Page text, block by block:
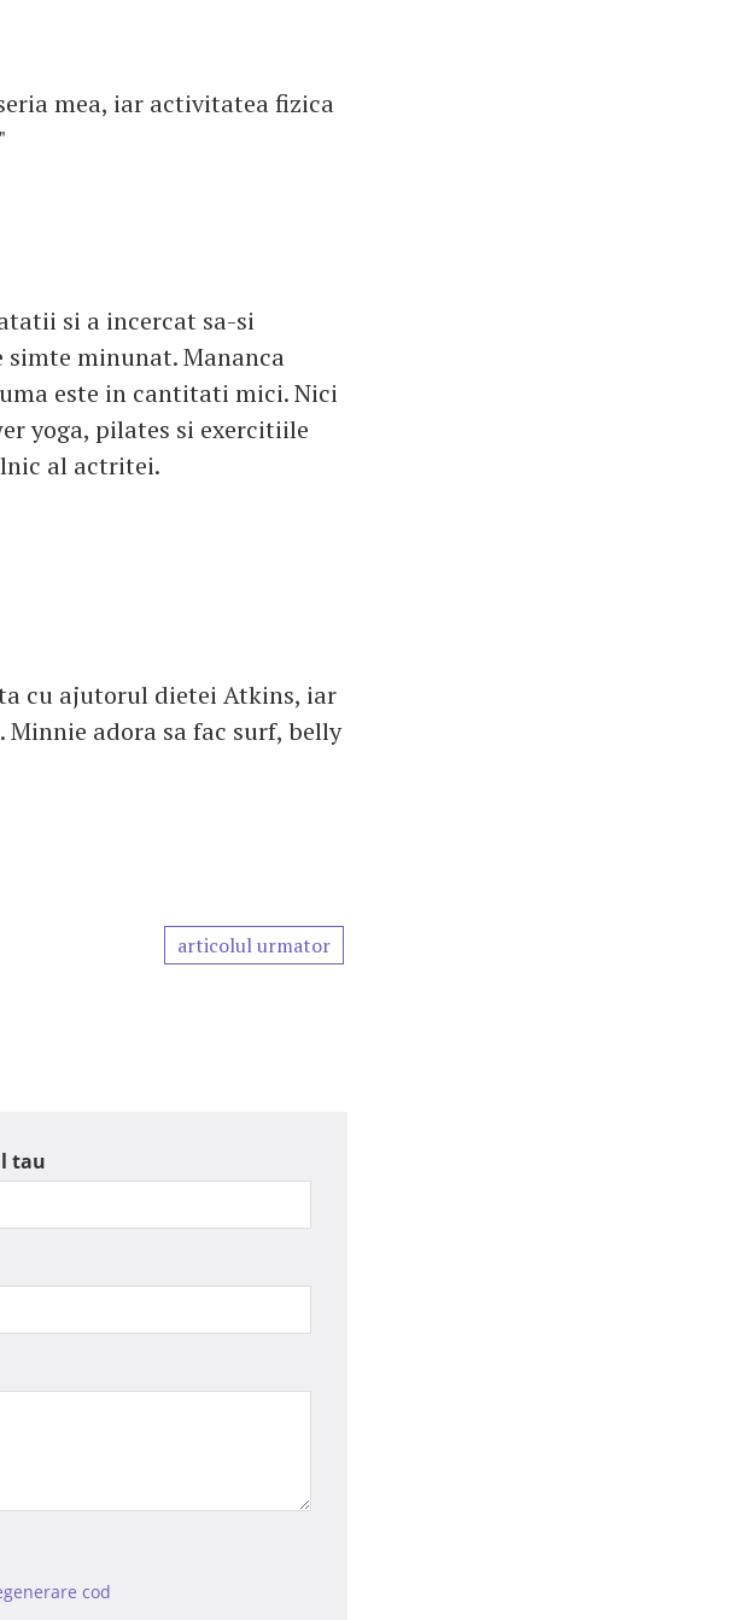
mea, iar activitatea fizica
si a incercat sa-si
minunat. Mananca
este in cantitati mici. Nici
yoga, pilates si exercitiile
al actritei.
cu ajutorul dietei Atkins, iar
adora sa fac surf, belly
articolul urmator
tau
cod